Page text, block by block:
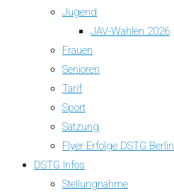
Jugend
JAV-Wahlen 2026
Frauen
Senioren
Tarif
Sport
Satzung
Flyer Erfolge DSTG Berlin
DSTG Infos
Stellungnahme